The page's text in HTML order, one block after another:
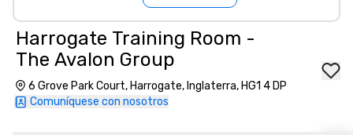
Harrogate Training Room -
The Avalon Group
6 Grove Park Court, Harrogate, Inglaterra, HG1 4 DP
Comuníquese con nosotros